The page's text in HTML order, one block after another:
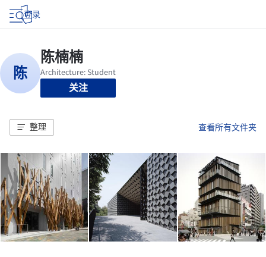
登录
关注
整理 查看所有文件夹